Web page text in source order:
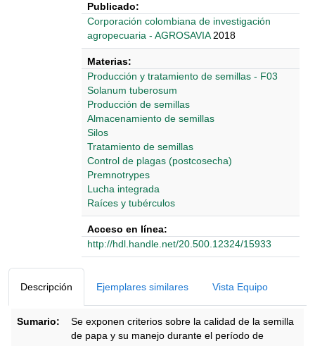
Publicado:
‎‎Corporación colombiana de investigación
agropecuaria - AGROSAVIA 2018
Materias:
Producción y tratamiento de semillas - F03
Solanum tuberosum
Producción de semillas
Almacenamiento de semillas
Silos
Tratamiento de semillas
Control de plagas (postcosecha)
Premnotrypes
Lucha integrada
Raíces y tubérculos
Acceso en línea:
http://hdl.handle.net/20.500.12324/15933
Descripción Ejemplares similares Vista Equipo
Sumario:
Se exponen criterios sobre la calidad de la semilla
de papa y su manejo durante el período de